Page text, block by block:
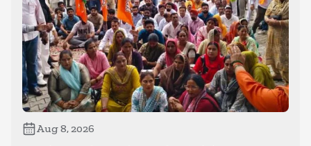
Aug 8, 2026